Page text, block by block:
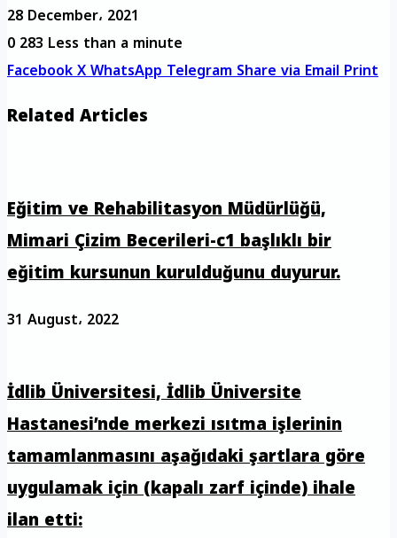
28 December، 2021
0283 Less than a minute
FacebookXWhatsAppTelegramShare via EmailPrint
Related Articles
Eğitim ve Rehabilitasyon Müdürlüğü,
Mimari Çizim Becerileri-c1 başlıklı bir
eğitim kursunun kurulduğunu duyurur.
31 August، 2022
İdlib Üniversitesi, İdlib Üniversite
Hastanesi’nde merkezi ısıtma işlerinin
tamamlanmasını aşağıdaki şartlara göre
uygulamak için (kapalı zarf içinde) ihale
ilan etti: